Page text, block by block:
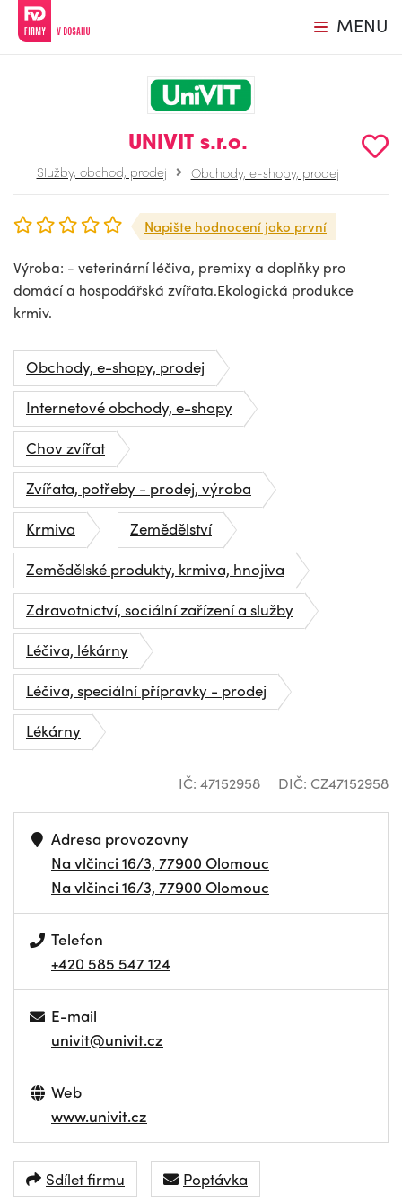
MENU
UNIVIT s.r.o.
Služby, obchod, prodej Obchody, e-shopy, prodej
Napište hodnocení jako první
Výroba: - veterinární léčiva, premixy a doplňky pro
domácí a hospodářská zvířata.Ekologická produkce
krmiv.
Obchody, e-shopy, prodej
Internetové obchody, e-shopy
Chov zvířat
Zvířata, potřeby - prodej, výroba
Krmiva
Zemědělství
Zemědělské produkty, krmiva, hnojiva
Zdravotnictví, sociální zařízení a služby
Léčiva, lékárny
Léčiva, speciální přípravky - prodej
Lékárny
IČ: 47152958 DIČ: CZ47152958
Adresa provozovny
Na vlčinci 16/3, 77900 Olomouc
Na vlčinci 16/3, 77900 Olomouc
Telefon
+420 585 547 124
E-mail
univit@univit.cz
Web
www.univit.cz
Sdílet firmu Poptávka